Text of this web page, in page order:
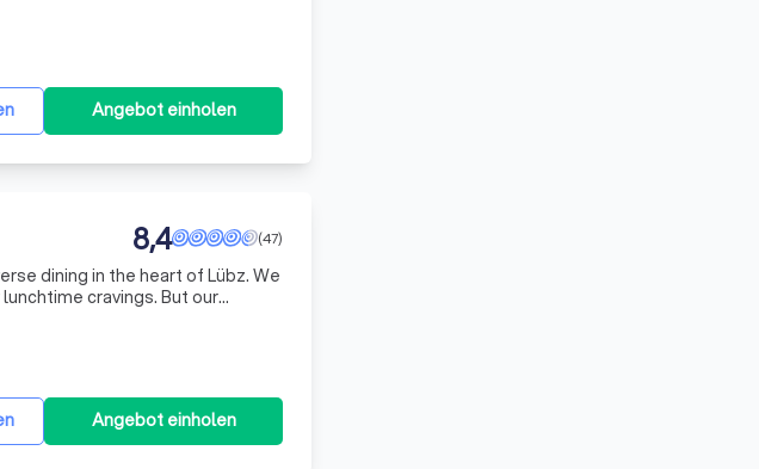
Angebot einholen
(47)
8,4
dining in the heart of Lübz. We
cravings. But our
Angebot einholen